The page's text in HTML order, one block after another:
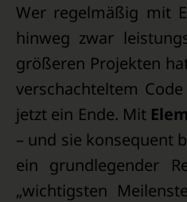
Wer regelmäßig mit
hinweg zwar
größeren Projekten
verschachteltem
jetzt ein Ende. Mit
– und sie konsequent
ein grundlegender
„wichtigsten